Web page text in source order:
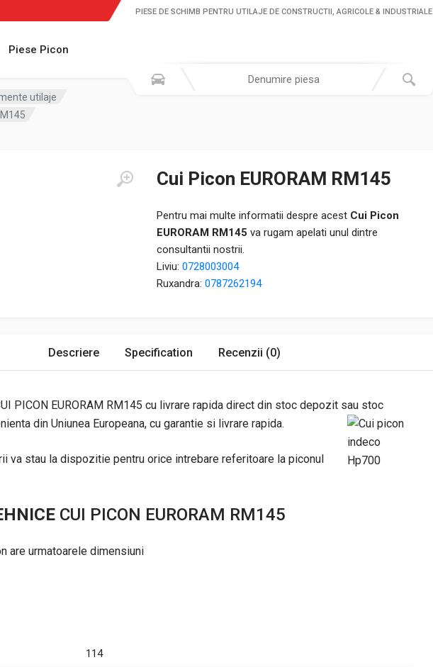
Piese Picon
PIESE DE SCHIMB PENTRU UTILAJE DE CONSTRUCTII, AGRICOLE & INDUSTRIALE
utilaje
Cui Picon EURORAM RM145
Pentru mai multe informatii despre acest Cui Picon
EURORAM RM145 va rugam apelati unul dintre
consultantii nostrii.
Liviu: 0728003004
Ruxandra: 0787262194
Descriere Specification Recenzii (0)
PICON EURORAM RM145 cu livrare rapida direct din stoc depozit sau stoc
din Uniunea Europeana, cu garantie si livrare rapida.
va stau la dispozitie pentru orice intrebare referitoare la piconul
CUI PICON EURORAM RM145
are urmatoarele dimensiuni
114